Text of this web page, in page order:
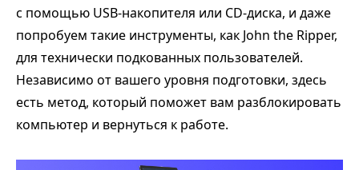
с помощью USB-накопителя или CD-диска, и даже
попробуем такие инструменты, как John the Ripper,
для технически подкованных пользователей.
Независимо от вашего уровня подготовки, здесь
есть метод, который поможет вам разблокировать
компьютер и вернуться к работе.